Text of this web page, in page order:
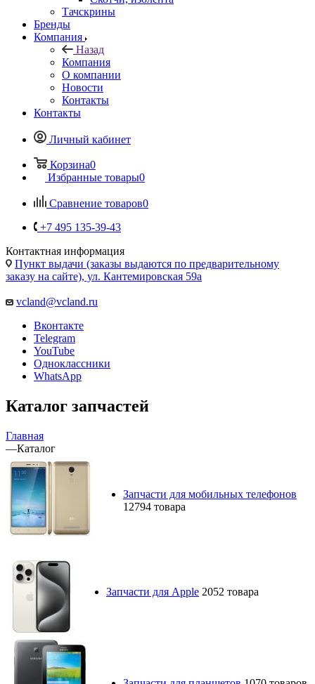
Назад
Компания
О компании
Новости
Контакты
Контакты
Личный кабинет
Избранные товары
Сравнение товаров
+7 495 135-39-43
Контактная информация
Пункт выдачи (заказы выдаются по предварительному
заказу на сайте), ул. Кантемировская 59а
vcland@vcland.ru
Вконтакте
Telegram
YouTube
Одноклассники
WhatsApp
Каталог запчастей
—Каталог